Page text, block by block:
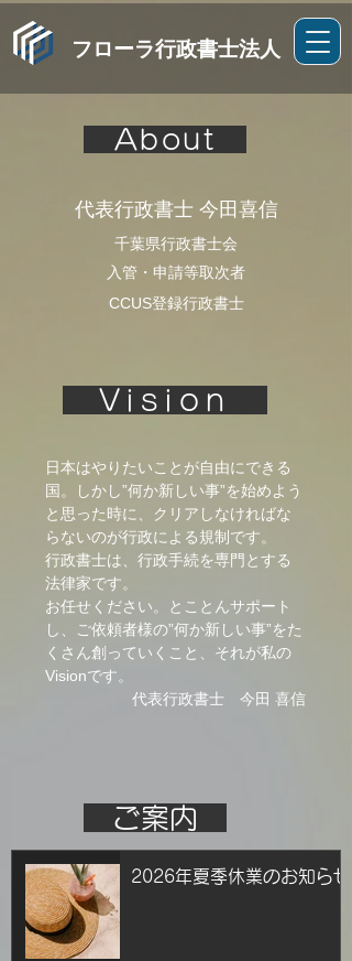
フローラ行政書士法人
About
代表行政書士 今田喜信
千葉県行政書士会
入管・申請等取次者
CCUS登録行政書士
Vision
日本はやりたいことが自由にできる
国。しかし”何か新しい事”を始めよう
と思った時に、クリアしなければな
らないのが行政による規制です。
行政書士は、行政手続を専門とする
法律家です。
お任せください。とことんサポート
し、ご依頼者様の”何か新しい事”をた
くさん創っていくこと、それが私の
Visionです。
代表行政書士 今田 喜信
ご案内
2026年夏季休業のお知らせ